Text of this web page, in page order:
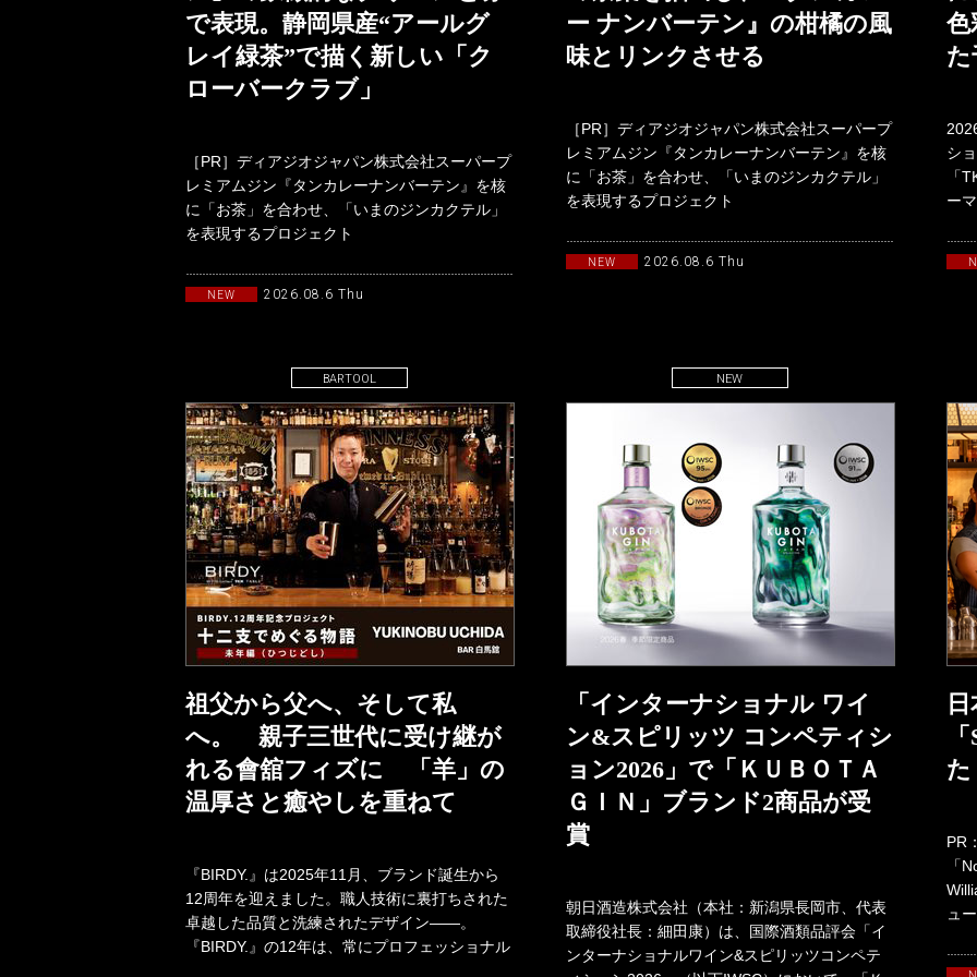
で表現。静岡県産“アールグ
レイ緑茶”で描く新しい「ク
ローバークラブ」
［PR］ディアジオジャパン株式会社スーパープ
レミアムジン『タンカレーナンバーテン』を核
に「お茶」を合わせ、「いまのジンカクテル」
を表現するプロジェクト
NEW 2026.08.6 Thu
ー ナンバーテン』の柑橘の風
味とリンクさせる
［PR］ディアジオジャパン株式会社スーパープ
レミアムジン『タンカレーナンバーテン』を核
に「お茶」を合わせ、「いまのジンカクテル」
を表現するプロジェクト
NEW 2026.08.6 Thu
た
シ
「
ー
BARTOOL
祖父から父へ、そして私
へ。 親子三世代に受け継が
れる會舘フィズに 「羊」の
温厚さと癒やしを重ねて
『BIRDY.』は2025年11月、ブランド誕生から
12周年を迎えました。職人技術に裏打ちされた
卓越した品質と洗練されたデザイン――。
『BIRDY.』の12年は、常にプロフェッショナル
NEW
「インターナショナル ワイ
ン&スピリッツ コンペティシ
ョン2026」で「ＫＵＢＯＴＡ
ＧＩＮ」ブランド2商品が受
賞
朝日酒造株式会社（本社：新潟県長岡市、代表
取締役社長：細田康）は、国際酒類品評会「イ
ンターナショナルワイン&スピリッツコンペテ
PR
「
ュ